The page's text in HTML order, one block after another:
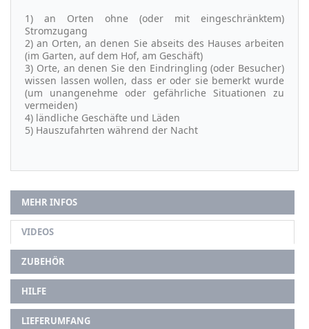
1) an Orten ohne (oder mit eingeschränktem)
Stromzugang
2) an Orten, an denen Sie abseits des Hauses arbeiten
(im Garten, auf dem Hof, am Geschäft)
3) Orte, an denen Sie den Eindringling (oder Besucher)
wissen lassen wollen, dass er oder sie bemerkt wurde
(um unangenehme oder gefährliche Situationen zu
vermeiden)
4) ländliche Geschäfte und Läden
5) Hauszufahrten während der Nacht
MEHR INFOS
VIDEOS
ZUBEHÖR
HILFE
LIEFERUMFANG